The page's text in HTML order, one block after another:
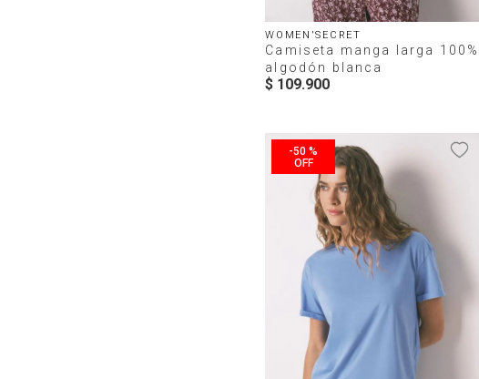
WOMEN'SECRET
Camiseta manga larga 100%
algodón blanca
$ 109.900
-50 %